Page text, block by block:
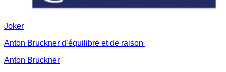
Joker
Anton Bruckner d’équilibre et de raison
Anton Bruckner